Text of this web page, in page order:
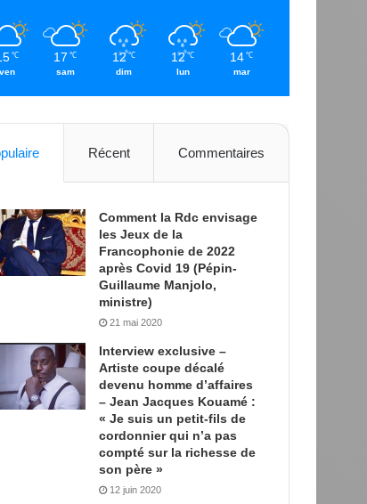
℃
ven
17 ℃
sam
12 ℃
dim
12 ℃
lun
14 ℃
mar
Récent Commentaires
Comment la Rdc envisage
les Jeux de la
Francophonie de 2022
après Covid 19 (Pépin-
Guillaume Manjolo,
ministre)
21 mai 2020
Interview exclusive –
Artiste coupe décalé
devenu homme d’affaires
– Jean Jacques Kouamé :
« Je suis un petit-fils de
cordonnier qui n’a pas
compté sur la richesse de
son père »
12 juin 2020